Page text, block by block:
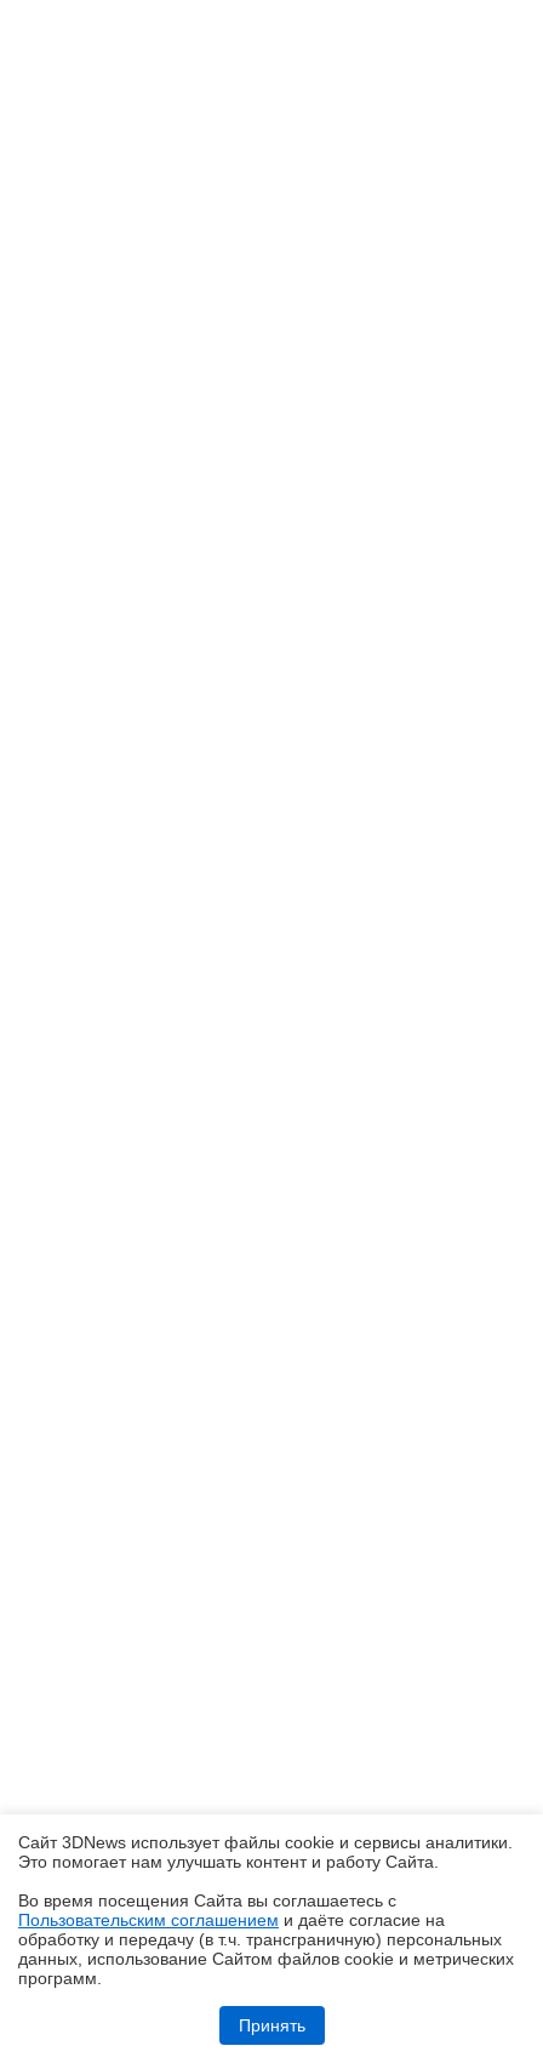
Обзор смартфона TECNO SPARK 50: все тренды разом — чуть
Сайт 3DNews использует файлы cookie и сервисы аналитики.
Это помогает нам улучшать контент и работу Cайта.
Во время посещения Cайта вы соглашаетесь с
Пользовательским соглашением и даёте согласие на
обработку и передачу (в т.ч. трансграничную) персональных
данных, использование Cайтом файлов cookie и метрических
программ.
Принять